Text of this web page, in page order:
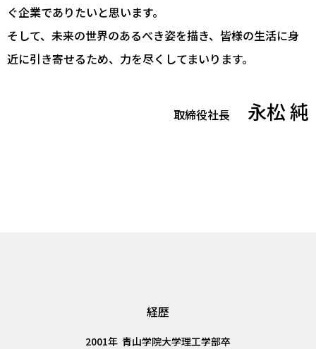
ぐ企業でありたいと思います。
そして、未来の世界のあるべき姿を描き、皆様の生活に身
近に引き寄せるため、力を尽くしてまいります。
取締役社長 永松 純
経歴
2001年 青山学院大学理工学部卒